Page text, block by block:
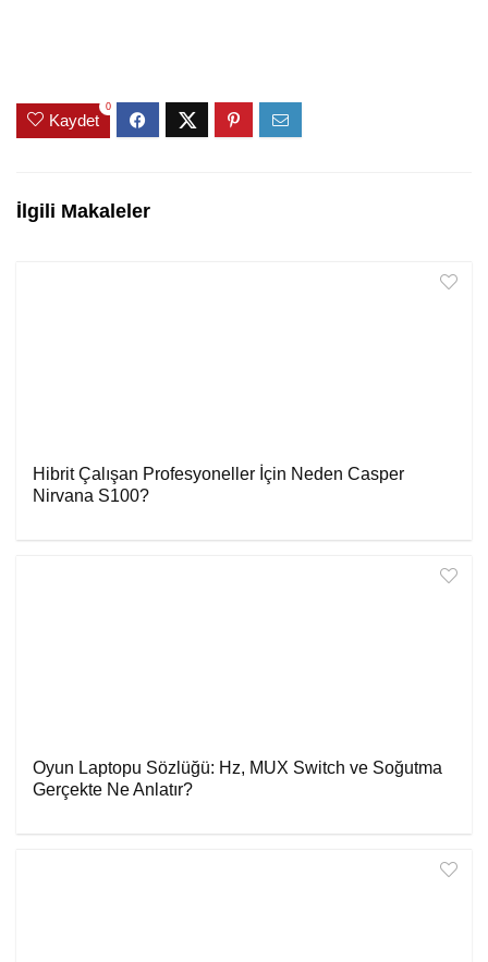
Kaydet
0
İlgili Makaleler
Hibrit Çalışan Profesyoneller İçin Neden Casper
Nirvana S100?
Oyun Laptopu Sözlüğü: Hz, MUX Switch ve Soğutma
Gerçekte Ne Anlatır?